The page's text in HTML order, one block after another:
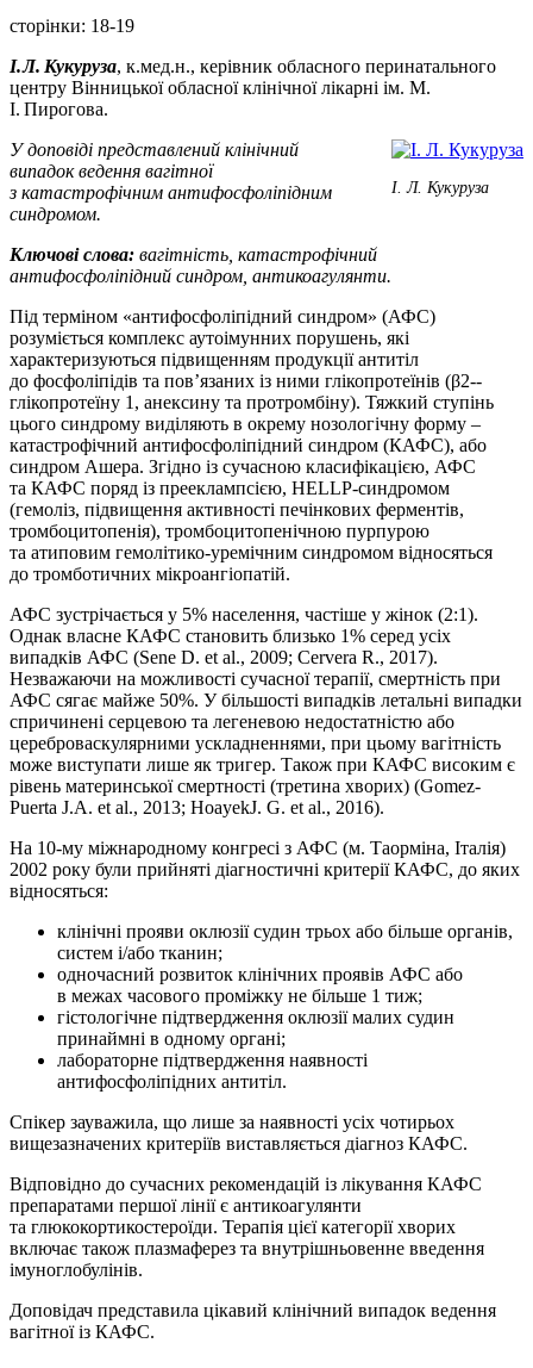
сторінки: 18-19
І. Л. Кукуруза, к.мед.н., керівник обласного перинатального
центру Вінницької обласної клінічної лікарні ім. М.
І. Пирогова.
І. Л. Кукуруза
У доповіді представлений клінічний
випадок ведення вагітної
з катастрофічним антифосфоліпідним
синдромом.
Ключові слова: вагітність, катастрофічний
антифосфоліпідний синдром, антикоагулянти.
Під терміном «антифосфоліпідний синдром» (АФС)
розуміється комплекс аутоімунних порушень, які
характеризуються підвищенням продукції антитіл
до фосфоліпідів та пов’язаних із ними глікопротеїнів ­(β2-­
глікопротеїну 1, анексину та протромбіну). Тяжкий ступінь
цього синдрому виділяють в окрему нозологічну форму –
катастрофічний антифосфоліпідний синдром (КАФС), або
синдром Ашера. Згідно із сучасною класифікацією, АФС
та КАФС поряд із преекламп­­сією, HELLP-синдромом
(гемоліз, підвищення активності печінкових ферментів,
тромбоцитопенія), тромбоцитопенічною пурпурою
та атиповим гемолітико-уремічним синдромом відносяться
до тромботичних мікроангіопатій.
АФС зустрічається у 5% населення, частіше у жінок (2:1).
Однак власне КАФС становить близько 1% серед усіх
випадків АФС (Sene D. et al., 2009; Cervera R., 2017).
Незважаючи на можливості сучасної терапії, смертність при
АФС сягає майже 50%. У більшості випадків летальні випадки
спричинені серцевою та легеневою недостатністю або
цереброваскулярними ускладненнями, при цьому вагітність
може виступати лише як тригер. Також при КАФС високим є
рівень материнської смертності (третина хворих) (Gomez-
Puerta J.A. et al., 2013; HoayekJ. G. et al., 2016).
На 10-му міжнародному конгресі з АФС (м. Таорміна, Італія)
2002 року були прийняті ­діагностичні критерії КАФС, до яких
відносяться:
клінічні прояви оклюзії судин трьох або більше органів,
систем і/або тканин;
одночасний розвиток клінічних проявів АФС або
в межах часового проміжку не більше 1 тиж;
гістологічне підтвердження оклюзії малих судин
принаймні в одному органі;
лабораторне підтвердження наявності
антифосфоліпідних антитіл.
Спікер зауважила, що лише за наявності усіх чотирьох
вищезазначених критеріїв виставляється діагноз КАФС.
Відповідно до сучасних рекомендацій із лікування КАФС
препаратами першої лінії є антикоагулянти
та глюкокортикостероїди. Терапія цієї категорії хворих
включає також плазмаферез та внутрішньовенне введення
імуноглобулінів.
Доповідач представила цікавий клінічний випадок ведення
вагітної із КАФС.